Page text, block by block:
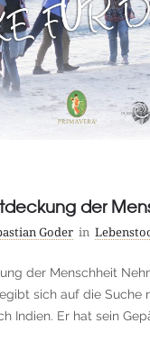
der
Goder in
der Menschheit
sich auf die Suche
Indien. Er hat sein